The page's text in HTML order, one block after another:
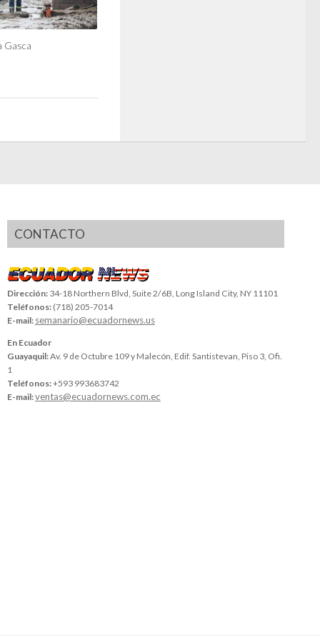
Gasca
CONTACTO
Dirección: 34-18 Northern Blvd, Suite 2/6B, Long Island City, NY 11101
Teléfonos: (718) 205-7014
E-mail: semanario@ecuadornews.us
En Ecuador
Guayaquil:Av. 9 de Octubre 109 y Malecón, Edif. Santistevan, Piso 3, Ofi.
1
Teléfonos:+593 993683742
E-mail:ventas@ecuadornews.com.ec